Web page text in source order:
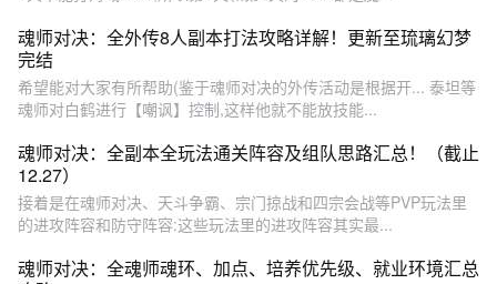
魂师对决：全外传8人副本打法攻略详解！更新至琉璃幻梦
完结
希望能对大家有所帮助(鉴于魂师对决的外传活动是根据开... 泰坦等
魂师对白鹤进行【嘲讽】控制,这样他就不能放技能...
魂师对决：全副本全玩法通关阵容及组队思路汇总！（截止
12.27）
接着是在魂师对决、天斗争霸、宗门掠战和四宗会战等PVP玩法里
的进攻阵容和防守阵容:这些玩法里的进攻阵容其实最...
魂师对决：全魂师魂环、加点、培养优先级、就业环境汇总